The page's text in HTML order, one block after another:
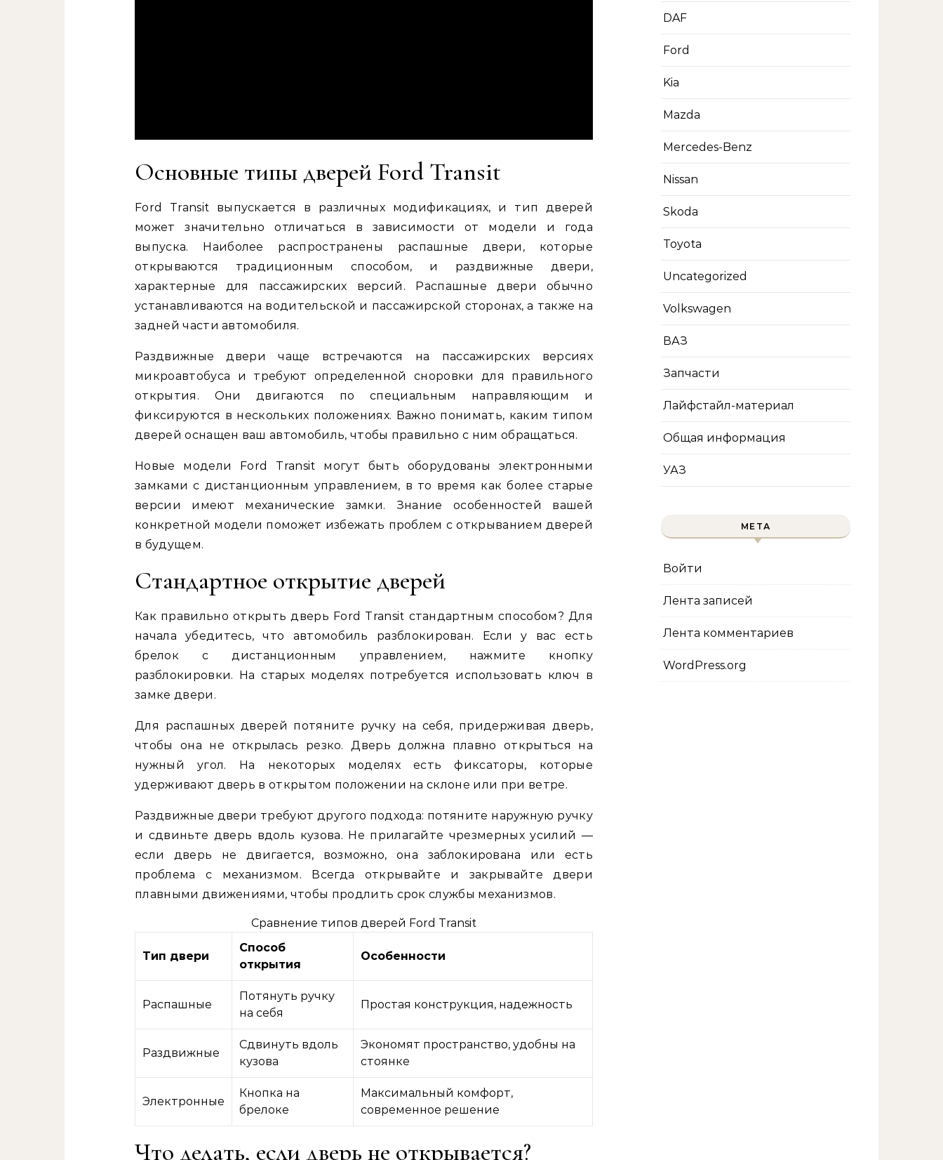
Основные типы дверей Ford Transit
Ford Transit выпускается в различных модификациях, и тип дверей
может значительно отличаться в зависимости от модели и года
выпуска. Наиболее распространены распашные двери, которые
открываются традиционным способом, и раздвижные двери,
характерные для пассажирских версий. Распашные двери обычно
устанавливаются на водительской и пассажирской сторонах, а также на
задней части автомобиля.
Раздвижные двери чаще встречаются на пассажирских версиях
микроавтобуса и требуют определенной сноровки для правильного
открытия. Они двигаются по специальным направляющим и
фиксируются в нескольких положениях. Важно понимать, каким типом
дверей оснащен ваш автомобиль, чтобы правильно с ним обращаться.
Новые модели Ford Transit могут быть оборудованы электронными
замками с дистанционным управлением, в то время как более старые
версии имеют механические замки. Знание особенностей вашей
конкретной модели поможет избежать проблем с открыванием дверей
в будущем.
Стандартное открытие дверей
Как правильно открыть дверь Ford Transit стандартным способом? Для
начала убедитесь, что автомобиль разблокирован. Если у вас есть
брелок с дистанционным управлением, нажмите кнопку
разблокировки. На старых моделях потребуется использовать ключ в
замке двери.
Для распашных дверей потяните ручку на себя, придерживая дверь,
чтобы она не открылась резко. Дверь должна плавно открыться на
нужный угол. На некоторых моделях есть фиксаторы, которые
удерживают дверь в открытом положении на склоне или при ветре.
Раздвижные двери требуют другого подхода: потяните наружную ручку
и сдвиньте дверь вдоль кузова. Не прилагайте чрезмерных усилий —
если дверь не двигается, возможно, она заблокирована или есть
проблема с механизмом. Всегда открывайте и закрывайте двери
плавными движениями, чтобы продлить срок службы механизмов.
Сравнение типов дверей Ford Transit
Тип двери
Способ
открытия
Особенности
Распашные
Потянуть ручку
на себя
Простая конструкция, надежность
Раздвижные
Сдвинуть вдоль
кузова
Экономят пространство, удобны на
стоянке
Электронные
Кнопка на
брелоке
Максимальный комфорт,
современное решение
Что делать, если дверь не открывается?
DAF
Ford
Kia
Mazda
Mercedes-Benz
Nissan
Skoda
Toyota
Uncategorized
Volkswagen
ВАЗ
Запчасти
Лайфстайл-материал
Общая информация
УАЗ
МЕТА
Войти
Лента записей
Лента комментариев
WordPress.org